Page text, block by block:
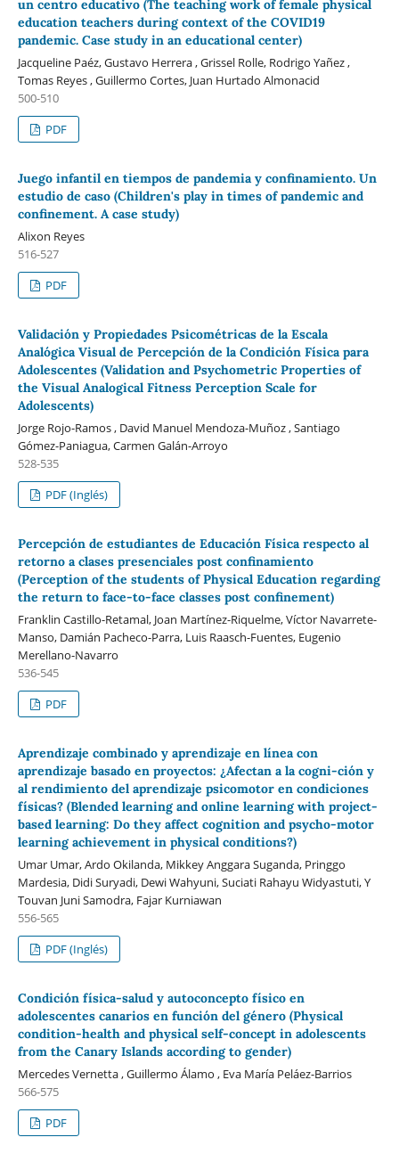
un centro educativo (The teaching work of female physical
education teachers during context of the COVID19
pandemic. Case study in an educational center)
Jacqueline Paéz, Gustavo Herrera , Grissel Rolle, Rodrigo Yañez ,
Tomas Reyes , Guillermo Cortes, Juan Hurtado Almonacid
500-510
PDF
Juego infantil en tiempos de pandemia y confinamiento. Un
estudio de caso (Children's play in times of pandemic and
confinement. A case study)
Alixon Reyes
516-527
PDF
Validación y Propiedades Psicométricas de la Escala
Analógica Visual de Percepción de la Condición Física para
Adolescentes (Validation and Psychometric Properties of
the Visual Analogical Fitness Perception Scale for
Adolescents)
Jorge Rojo-Ramos , David Manuel Mendoza-Muñoz , Santiago
Gómez-Paniagua, Carmen Galán-Arroyo
528-535
PDF (Inglés)
Percepción de estudiantes de Educación Física respecto al
retorno a clases presenciales post confinamiento
(Perception of the students of Physical Education regarding
the return to face-to-face classes post confinement)
Franklin Castillo-Retamal, Joan Martínez-Riquelme, Víctor Navarrete-
Manso, Damián Pacheco-Parra, Luis Raasch-Fuentes, Eugenio
Merellano-Navarro
536-545
PDF
Aprendizaje combinado y aprendizaje en línea con
aprendizaje basado en proyectos: ¿Afectan a la cogni-ción y
al rendimiento del aprendizaje psicomotor en condiciones
físicas? (Blended learning and online learning with project-
based learning: Do they affect cognition and psycho-motor
learning achievement in physical conditions?)
Umar Umar, Ardo Okilanda, Mikkey Anggara Suganda, Pringgo
Mardesia, Didi Suryadi, Dewi Wahyuni, Suciati Rahayu Widyastuti, Y
Touvan Juni Samodra, Fajar Kurniawan
556-565
PDF (Inglés)
Condición física-salud y autoconcepto físico en
adolescentes canarios en función del género (Physical
condition-health and physical self-concept in adolescents
from the Canary Islands according to gender)
Mercedes Vernetta , Guillermo Álamo , Eva María Peláez-Barrios
566-575
PDF